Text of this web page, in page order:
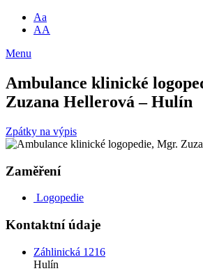
Aa
AA
Menu
Ambulance klinické
Zuzana Hellerová – Hulín
Zpátky na výpis
Zaměření
Logopedie
Kontaktní údaje
Záhlinická 1216
Hulín